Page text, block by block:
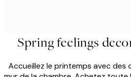
Spring feelings
Accueillez le printemps avec des